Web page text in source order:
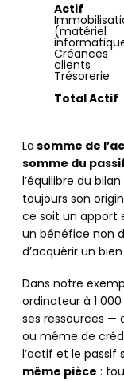
Actif
(matériel
Créances
clients
Trésorerie
Total Actif
La somme de
somme du
l’équilibre du
toujours son
ce soit un apport
un bénéfice non
d’acquérir un
Dans notre
ordinateur à 1
ses ressources —
ou même de
l’actif et le passif
même pièce :